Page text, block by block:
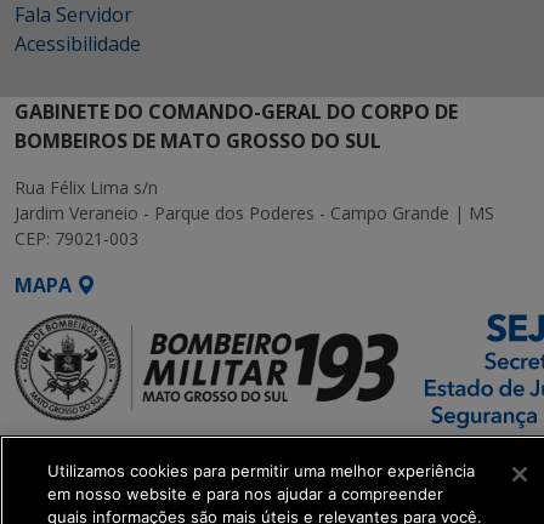
Fala Servidor
Acessibilidade
GABINETE DO COMANDO-GERAL DO CORPO DE
BOMBEIROS DE MATO GROSSO DO SUL
Rua Félix Lima s/n
Jardim Veraneio - Parque dos Poderes - Campo Grande | MS
CEP: 79021-003
MAPA
SETDIG | Secretaria-
Executiva de
Transformação Digital
Utilizamos cookies para permitir uma melhor experiência
em nosso website e para nos ajudar a compreender
quais informações são mais úteis e relevantes para você.